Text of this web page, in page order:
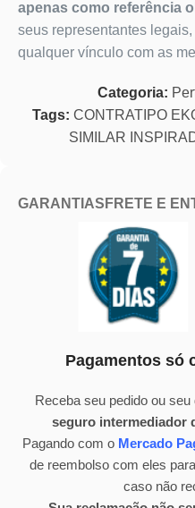
apenas como referência
seus representantes
qualquer vínculo com as
Categoria:
Tags: CONTRATIPO
SIMILAR
GARANTIAS FRETE E
Pagamentos só
Receba seu pedido ou
seguro intermediador
Pagando com o Mercado
de reembolso com eles
caso não